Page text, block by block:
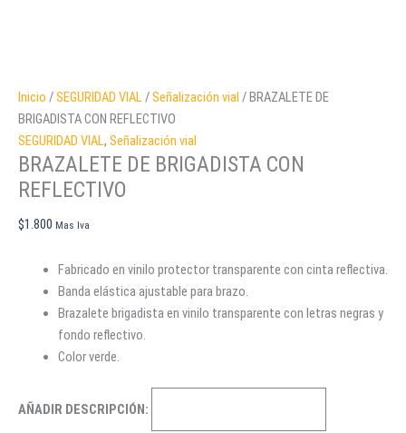
Inicio /SEGURIDAD VIAL/Señalización vial / BRAZALETE DE
BRIGADISTA CON REFLECTIVO
SEGURIDAD VIAL, Señalización vial
BRAZALETE DE BRIGADISTA CON
REFLECTIVO
$1.800 Mas Iva
Fabricado en vinilo protector transparente con cinta reflectiva.
Banda elástica ajustable para brazo.
Brazalete brigadista en vinilo transparente con letras negras y
fondo reflectivo.
Color verde.
AÑADIR DESCRIPCIÓN: